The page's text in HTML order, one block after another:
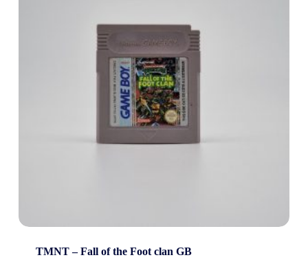
TMNT – Fall of the Foot clan GB